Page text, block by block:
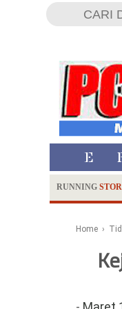
HOME
RUNNING
Home ›